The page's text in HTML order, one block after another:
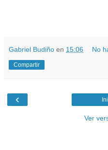
Gabriel Budiño en 15:06 No
Compartir
‹
Ver